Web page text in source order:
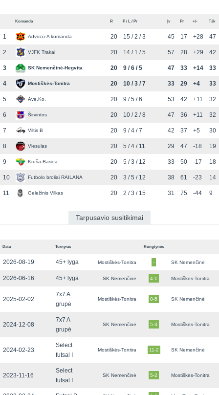
Komanda R P / L / Pr Įv Pr +/- Tšk
1 Advoco-A komanda 20 15 / 2 / 3 45 17 +28 47
2 VJFK Trakai 20 14 / 1 / 5 57 28 +29 42
3 SK Nemenčinė-Hegvita 20 9 / 6 / 5 47 33 +14 33
4 Mostiškės-Tonitra 20 10 / 3 / 7 33 29 +4 33
5 Ave.Ko. 20 9 / 5 / 6 53 42 +11 32
6 Širvintos 20 10 / 2 / 8 47 36 +11 32
7 Viltis B 20 9 / 4 / 7 42 37 +5 30
8 Viesulas 20 5 / 4 / 11 29 47 -18 19
9 Kruša-Basica 20 5 / 3 / 12 33 50 -17 18
10 Futbolo broliai RAILANA 20 3 / 5 / 12 38 61 -23 14
11 Geležinis Vilkas 20 2 / 3 / 15 31 75 -44 9
Tarpusavio susitikimai
Data Turnyras Rungtynės
2026-08-19 45+ lyga Mostiškės-Tonitra - SK Nemenčinė
2026-06-16 45+ lyga SK Nemenčinė 4-1 Mostiškės-Tonitra
2025-02-02
7x7 A
grupė
Mostiškės-Tonitra 0-5 SK Nemenčinė
2024-12-08
7x7 A
grupė
SK Nemenčinė 5-3 Mostiškės-Tonitra
2024-02-23
Select
futsal I
Mostiškės-Tonitra 11-2 SK Nemenčinė
2023-11-16
Select
futsal I
SK Nemenčinė 5-2 Mostiškės-Tonitra